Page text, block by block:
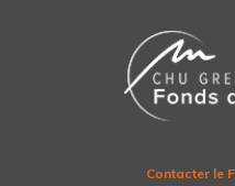
Contacter le